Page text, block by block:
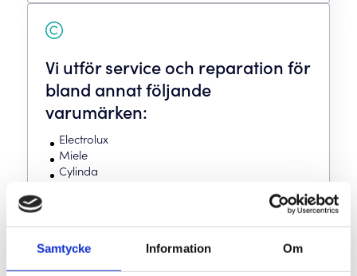
Samtycke Information Om
Vi utför service och reparation för
bland annat följande
varumärken:
Electrolux
Miele
Cylinda